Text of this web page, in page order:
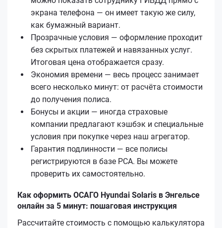
экрана телефона — он имеет такую же силу,
как бумажный вариант.
Прозрачные условия — оформление проходит
без скрытых платежей и навязанных услуг.
Итоговая цена отображается сразу.
Экономия времени — весь процесс занимает
всего несколько минут: от расчёта стоимости
до получения полиса.
Бонусы и акции — иногда страховые
компании предлагают кэшбэк и специальные
условия при покупке через наш агрегатор.
Гарантия подлинности — все полисы
регистрируются в базе РСА. Вы можете
проверить их самостоятельно.
Как оформить ОСАГО Hyundai Solaris в Энгельсе
онлайн за 5 минут: пошаговая инструкция
Рассчитайте стоимость с помощью калькулятора